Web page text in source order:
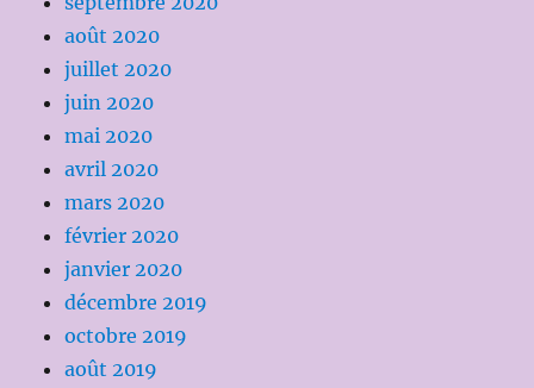
août 2020
juillet 2020
juin 2020
mai 2020
avril 2020
mars 2020
février 2020
janvier 2020
décembre 2019
octobre 2019
août 2019